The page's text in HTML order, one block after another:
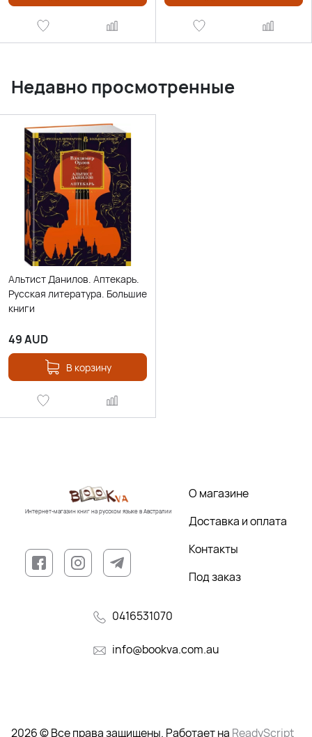
Недавно просмотренные
Альтист Данилов. Аптекарь.
Русская литература. Большие
книги
49AUD
В корзину
Интернет-магазин книг на русском языке в Австралии
О магазине
Доставка и оплата
Контакты
Под заказ
0416531070
info@bookva.com.au
2026 © Все права защищены. Работает на ReadyScript